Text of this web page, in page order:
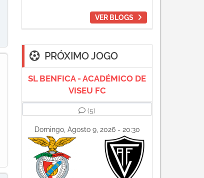
VER BLOGS
PRÓXIMO JOGO
SL BENFICA - ACADÉMICO DE
VISEU FC
(5)
Domingo, Agosto 9, 2026 - 20:30